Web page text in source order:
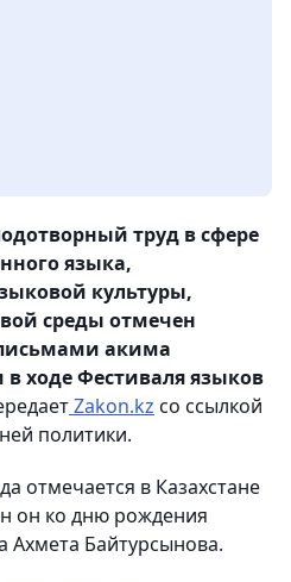
труд в сфере
языка,
культуры,
среды отмечен
акима
ходе Фестиваля языков
Zakon.kz со ссылкой
политики.
отмечается в Казахстане
он ко дню рождения
Ахмета Байтурсынова.